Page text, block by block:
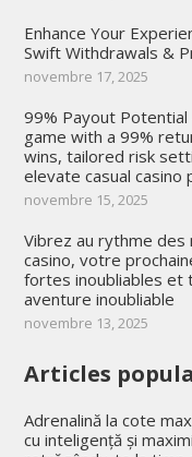
Enhance Your
Swift Withdrawals &
novembre 17, 2025
99% Payout Potential
game with a 99%
wins, tailored risk
elevate casual casino
novembre 15, 2025
Vibrez au rythme des
casino, votre
fortes inoubliables et
aventure inoubliable
novembre 13, 2025
Articles
Adrenalină la cote
cu inteligență și